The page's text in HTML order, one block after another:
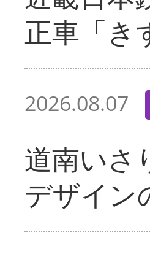
正車「き
2026.08.07
道南い
デザイン